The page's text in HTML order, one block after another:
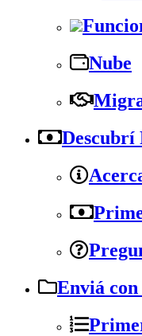
Nube
Descubrí
Enviá